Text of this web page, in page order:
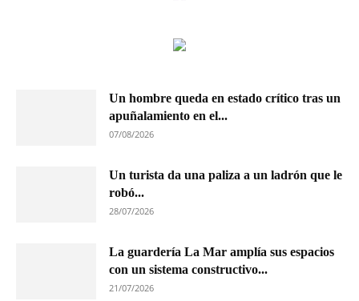
Un hombre queda en estado crítico tras un
apuñalamiento en el...
07/08/2026
Un turista da una paliza a un ladrón que le
robó...
28/07/2026
La guardería La Mar amplía sus espacios
con un sistema constructivo...
21/07/2026